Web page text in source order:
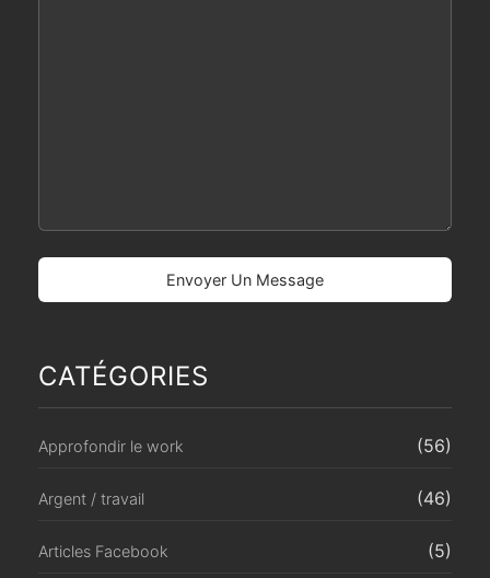
CATÉGORIES
Approfondir le work (56)
Argent / travail (46)
Articles Facebook (5)